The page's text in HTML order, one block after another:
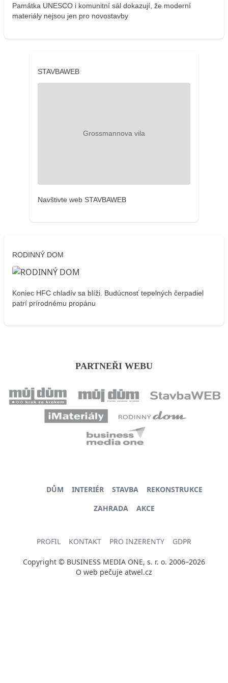
Památka UNESCO i komunitní sál dokazují, že moderní
materiály nejsou jen pro novostavby
STAVBAWEB
Navštivte web STAVBAWEB
RODINNÝ DOM
Koniec HFC chladív sa blíži. Budúcnosť tepelných čerpadiel
patrí prírodnému propánu
PARTNEŘI WEBU
DŮM INTERIÉR STAVBA
REKONSTRUKCE
ZAHRADA
AKCE
PROFIL KONTAKT PRO INZERENTY GDPR
Copyright © BUSINESS MEDIA ONE, s. r. o. 2006–2026